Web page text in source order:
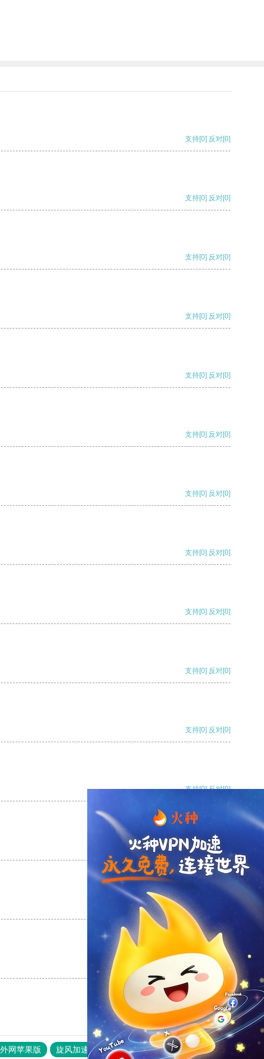
支持[0] 反对[0]
支持[0] 反对[0]
支持[0] 反对[0]
支持[0] 反对[0]
支持[0] 反对[0]
支持[0] 反对[0]
支持[0] 反对[0]
支持[0] 反对[0]
支持[0] 反对[0]
支持[0] 反对[0]
支持[0] 反对[0]
支持[0] 反对[0]
支持[0] 反对
支持
支持 反对
网苹果版 旋风加速度器 快连加速器